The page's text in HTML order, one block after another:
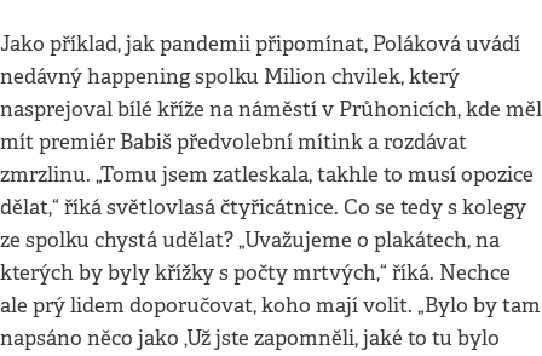
Jako příklad, jak pandemii připomínat, Poláková uvádí
nedávný happening spolku Milion chvilek, který
nasprejoval bílé kříže na náměstí v Průhonicích, kde měl
mít premiér Babiš předvolební mítink a rozdávat
zmrzlinu. „Tomu jsem zatleskala, takhle to musí opozice
dělat,“ říká světlovlasá čtyřicátnice. Co se tedy s kolegy
ze spolku chystá udělat? „Uvažujeme o plakátech, na
kterých by byly křížky s počty mrtvých,“ říká. Nechce
ale prý lidem doporučovat, koho mají volit. „Bylo by tam
napsáno něco jako ‚Už jste zapomněli, jaké to tu bylo